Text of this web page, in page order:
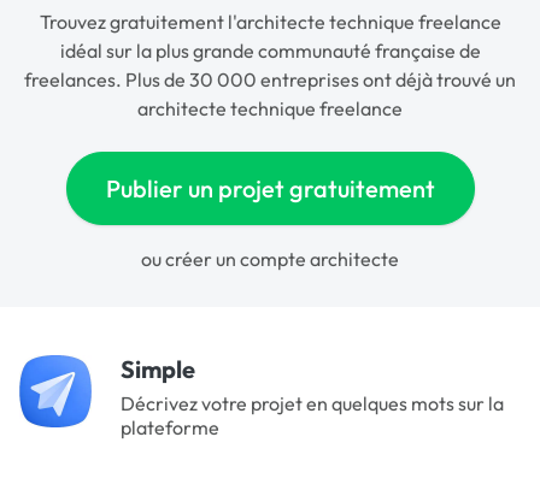
Trouvez gratuitement l'architecte technique freelance
idéal sur la plus grande communauté française de
freelances. Plus de 30 000 entreprises ont déjà trouvé un
architecte technique freelance
Publier un projet gratuitement
oucréer un compte architecte
Simple
Décrivez votre projet en quelques mots sur la
plateforme